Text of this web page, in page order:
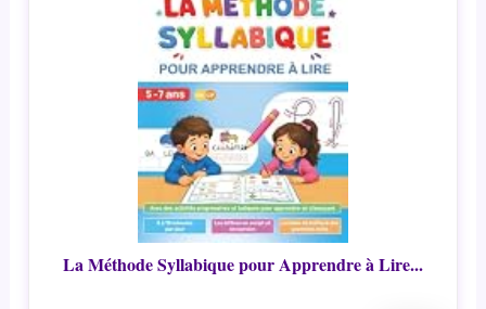
La Méthode Syllabique pour Apprendre à Lire...